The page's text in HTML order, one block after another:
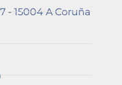
- 15004 A Coruña